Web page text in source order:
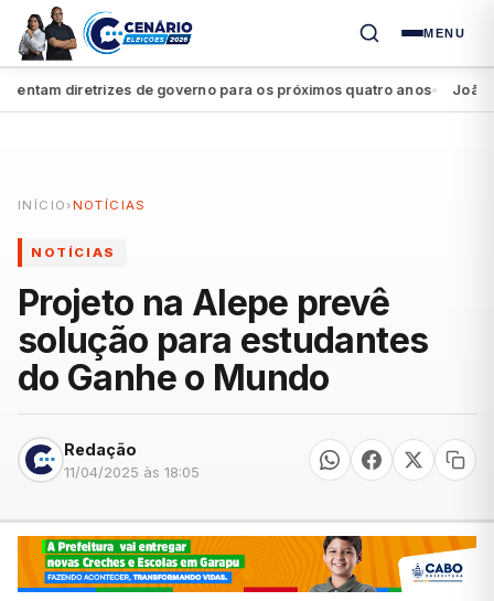
MENU
diretrizes de governo para os próximos quatro anos● João
INÍCIO › NOTÍCIAS
NOTÍCIAS
Projeto na Alepe prevê
solução para estudantes
do Ganhe o Mundo
Redação
11/04/2025 às 18:05